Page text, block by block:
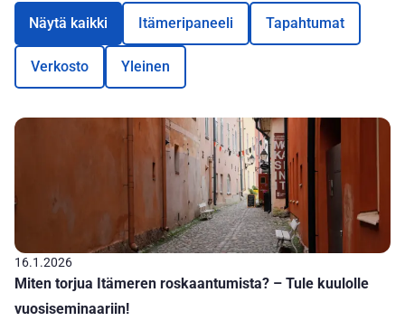
Näytä kaikki Itämeripaneeli Tapahtumat
Verkosto Yleinen
16.1.2026
Miten torjua Itämeren roskaantumista? – Tule kuulolle
vuosiseminaariin!